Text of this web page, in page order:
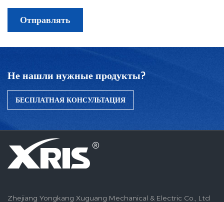
Не нашли нужные продукты?
БЕСПЛАТНАЯ КОНСУЛЬТАЦИЯ
Zhejiang Yongkang Xuguang Mechanical & Electric Co., Ltd